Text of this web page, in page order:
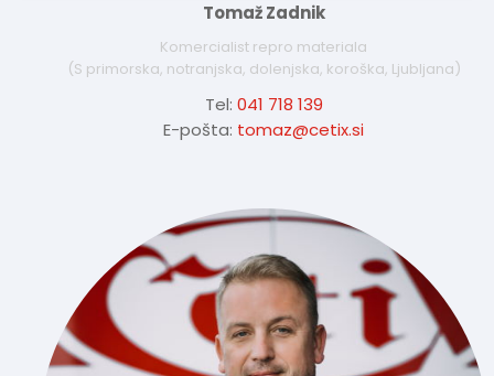
Tomaž Zadnik
Komercialist repro materiala
(S primorska, notranjska, dolenjska, koroška, Ljubljana)
Tel: 041 718 139
E-pošta: tomaz@cetix.si